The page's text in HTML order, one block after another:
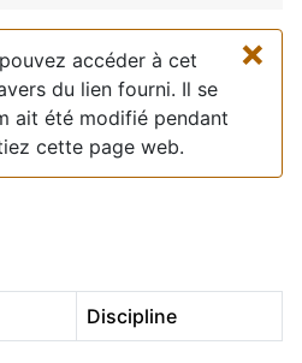
×
accéder à cet
du lien fourni. Il se
ait été modifié pendant
cette page web.
Discipline